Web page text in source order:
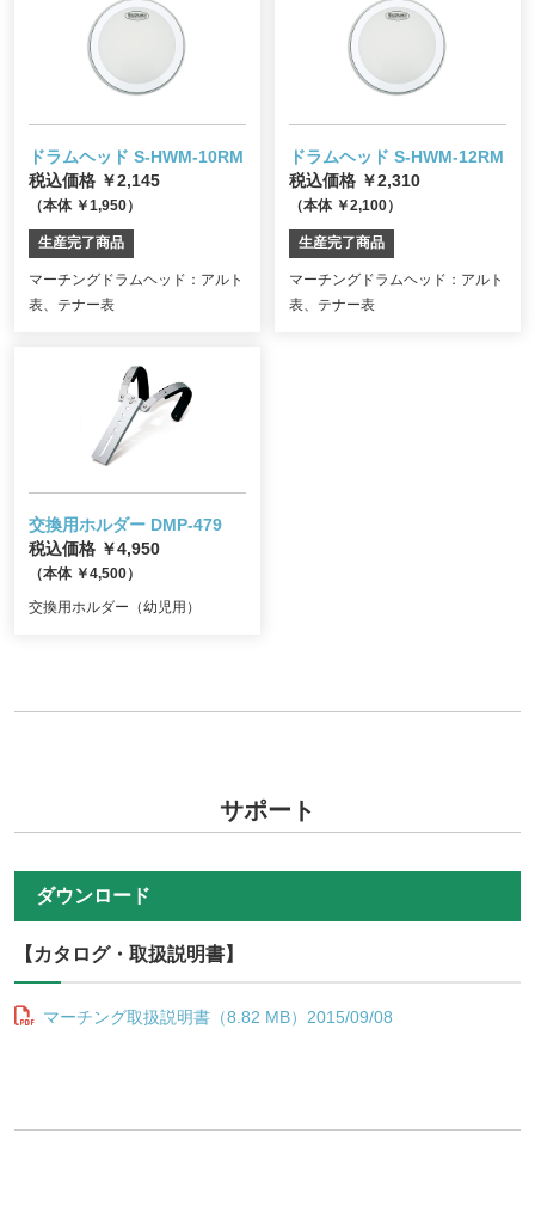
ドラムヘッド S-HWM-10RM
税込価格 ￥2,145
（本体 ￥1,950）
生産完了商品
マーチングドラムヘッド：アルト
表、テナー表
ドラムヘッド S-HWM-12RM
税込価格 ￥2,310
（本体 ￥2,100）
生産完了商品
マーチングドラムヘッド：アルト
表、テナー表
交換用ホルダー DMP-479
税込価格 ￥4,950
（本体 ￥4,500）
交換用ホルダー（幼児用）
サポート
ダウンロード
【カタログ・取扱説明書】
マーチング取扱説明書（8.82 MB）2015/09/08